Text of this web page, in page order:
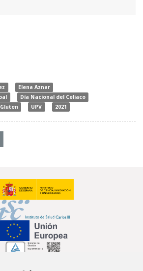
Elena Aznar
Día Nacional del Celiaco
Gluten UPV 2021